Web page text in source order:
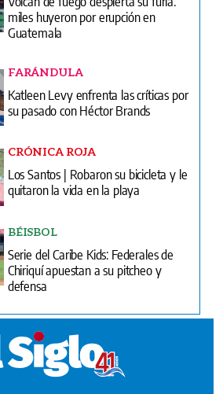
miles huyeron por erupción en
Guatemala
FARÁNDULA
Katleen Levy enfrenta las críticas por
su pasado con Héctor Brands
CRÓNICA ROJA
Los Santos | Robaron su bicicleta y le
quitaron la vida en la playa
BÉISBOL
Serie del Caribe Kids: Federales de
Chiriquí apuestan a su pitcheo y
defensa